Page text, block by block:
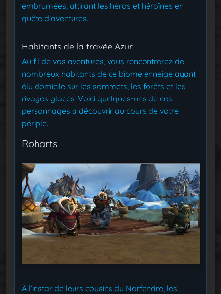
embrumées, attirant les héros et héroïnes en
quête d’aventures.
Habitants de la travée Azur
Au fil de vos aventures, vous rencontrerez de
nombreux habitants de ce biome enneigé ayant
élu domicile sur les sommets, les forêts et les
rivages glacés. Voici quelques-uns de ces
personnages à découvrir au cours de votre
périple.
Roharts
À l’instar de leurs cousins du Norfendre, les